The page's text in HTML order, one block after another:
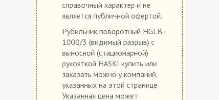
справочный характер и не
является публичной офертой.
Рубильник поворотный HGLB-
1000/3 (видимый разрыв) с
выносной (стационарной)
рукояткой HASKI купить или
заказать можно у компаний,
указанных на этой странице.
Указанная цена может